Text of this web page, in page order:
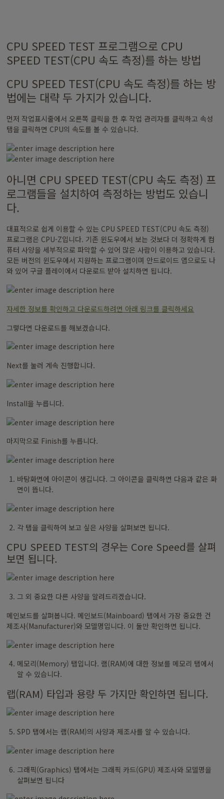
CPU SPEED TEST 프로그램으로 CPU
SPEED TEST(CPU 속도 측정)를 하는 방법
CPU SPEED TEST(CPU 속도 측정)를 하는 방
법에는 대략 두 가지가 있습니다.
먼저 작업표시줄에서 오른쪽 클릭을 한 후 작업 관리자를 클릭하고 속성
탭을 클릭하면 CPU의 속도를 볼 수 있습니다.
아니면 CPU SPEED TEST(CPU 속도 측정) 프
로그램들을 설치하여 측정하는 방법도 있습니
다.
대표적으로 쉽게 이용할 수 있는 CPU SPEED TEST(CPU 속도 측정)
프로그램은 CPU-Z입니다. 기존 윈도우에서 보는 것보다 더 정확하게 컴
퓨터 사양을 세부적으로 파악할 수 있어 많은 사람이 이용하고 있습니다.
모든 버전의 윈도우에서 지원하는 프로그램이며 안드로이드 앱으로도 나
와 있어 구글 플레이에서 다운로드 받아 설치하면 됩니다.
자세한 정보를 확인하고 다운로드하려면 아래 링크를 클릭하세요
그렇다면 다운로드를 해보겠습니다.
Next를 눌러 계속 진행합니다.
Install을 누릅니다.
마지막으로 Finish를 누릅니다.
바탕화면에 아이콘이 생깁니다. 그 아이콘을 클릭하면 다음과 같은 화
면이 뜹니다.
각 탭을 클릭하여 보고 싶은 사양을 살펴보면 됩니다.
CPU SPEED TEST의 경우는 Core Speed를 살펴
보면 됩니다.
그 외 중요한 다른 사양을 알려드리겠습니다.
메인보드를 살펴봅니다. 메인보드(Mainboard) 탭에서 가장 중요한 건
제조사(Manufacturer)와 모델명입니다. 이 둘만 확인하면 됩니다.
메모리(Memory) 탭입니다. 램(RAM)에 대한 정보를 메모리 탭에서
알 수 있습니다.
랩(RAM) 타입과 용량 두 가지만 확인하면 됩니다.
SPD 탭에서는 램(RAM)의 사양과 제조사를 알 수 있습니다.
그래픽(Graphics) 탭에서는 그래픽 카드(GPU) 제조사와 모델명을
살펴보면 됩니다